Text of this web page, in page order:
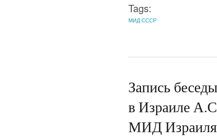
Tags:
МИД СССР
Запись
в Израиле
МИД